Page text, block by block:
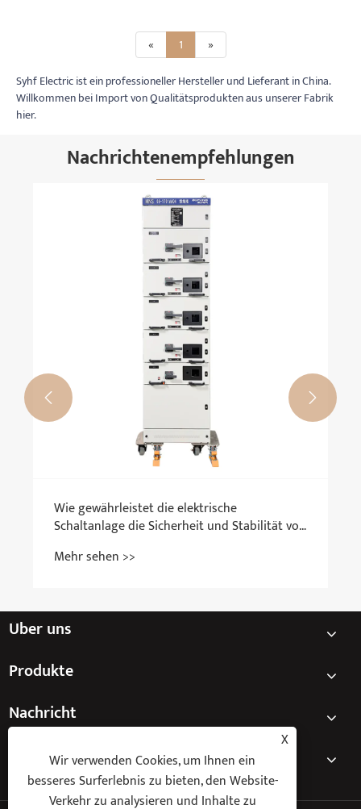
« 1
»
Syhf Electric ist ein professioneller Hersteller und Lieferant in China.
Willkommen bei Import von Qualitätsprodukten aus unserer Fabrik
hier.
Nachrichtenempfehlungen
Der Unterschied zwischen Leistungsschalter
 
Über uns
Produkte
Nachricht
Kontaktiere uns
X
Wir verwenden Cookies, um Ihnen ein
besseres Surferlebnis zu bieten, den Website-
Verkehr zu analysieren und Inhalte zu